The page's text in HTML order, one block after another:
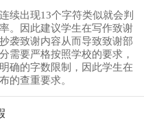
续出现13个字符类似就会判
。因此建议学生在写作致谢
袭致谢内容从而导致致谢部
需要严格按照学校的要求，
确的字数限制，因此学生在
的查重要求。